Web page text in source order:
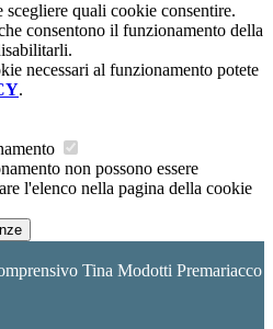
scegliere quali cookie consentire.
consentono il funzionamento della
necessari al funzionamento potete
.
non possono essere
l'elenco nella pagina della cookie
Tina Modotti Premariacco